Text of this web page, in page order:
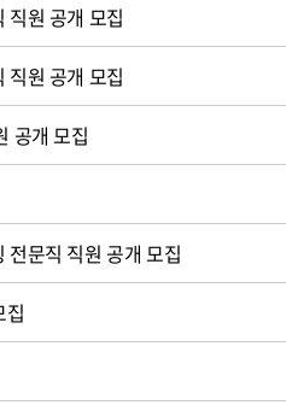
직원 공개 모집
직원 공개 모집
공개 모집
전문직 직원 공개 모집
집